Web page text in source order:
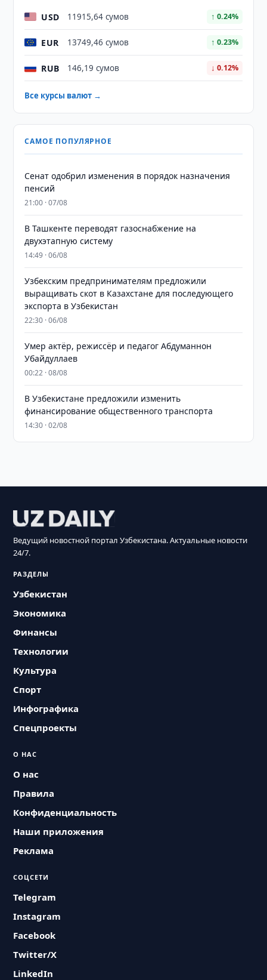
USD 11915,64 сумов ↑ 0.24%
EUR 13749,46 сумов ↑ 0.23%
RUB 146,19 сумов ↓ 0.12%
Все курсы валют →
САМОЕ ПОПУЛЯРНОЕ
Сенат одобрил изменения в порядок назначения
пенсий
21:00 · 07/08
В Ташкенте переводят газоснабжение на
двухэтапную систему
14:49 · 06/08
Узбекским предпринимателям предложили
выращивать скот в Казахстане для последующего
экспорта в Узбекистан
22:30 · 06/08
Умер актёр, режиссёр и педагог Абдуманнон
Убайдуллаев
00:22 · 08/08
В Узбекистане предложили изменить
финансирование общественного транспорта
14:30 · 02/08
Ведущий новостной портал Узбекистана. Актуальные новости
24/7.
РАЗДЕЛЫ
Узбекистан
Экономика
Финансы
Технологии
Культура
Спорт
Инфографика
Спецпроекты
О НАС
О нас
Правила
Конфиденциальность
Наши приложения
Реклама
СОЦСЕТИ
Telegram
Instagram
Facebook
Twitter/X
LinkedIn